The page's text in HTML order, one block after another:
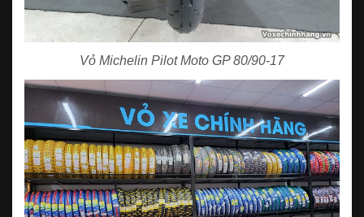
Vỏ Michelin Pilot Moto GP 80/90-17